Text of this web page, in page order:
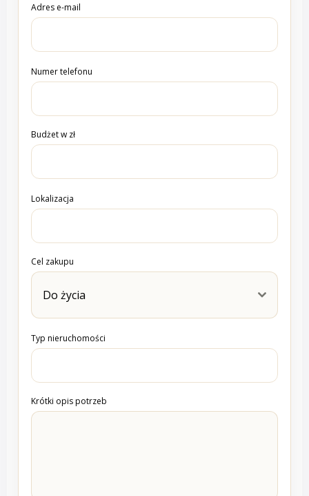
Adres e-mail
Numer telefonu
Budżet w zł
Lokalizacja
Cel zakupu
Do życia
Typ nieruchomości
Krótki opis potrzeb